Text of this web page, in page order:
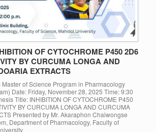
OF CYTOCHROME P450 2D6
BY CURCUMA LONGA AND
EXTRACTS
of Science Program in Pharmacology
Date: Friday, November 28, 2025 Time: 9:30
Title: INHIBITION OF CYTOCHROME P450
BY CURCUMA LONGA AND CURCUMA
Presented by Mr. Akaraphon Chaiwongse
Department of Pharmacology, Faculty of